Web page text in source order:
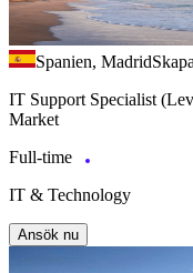
Spanien, Madrid
IT Support Specialist
Market
Full-time
IT & Technology
Ansök nu